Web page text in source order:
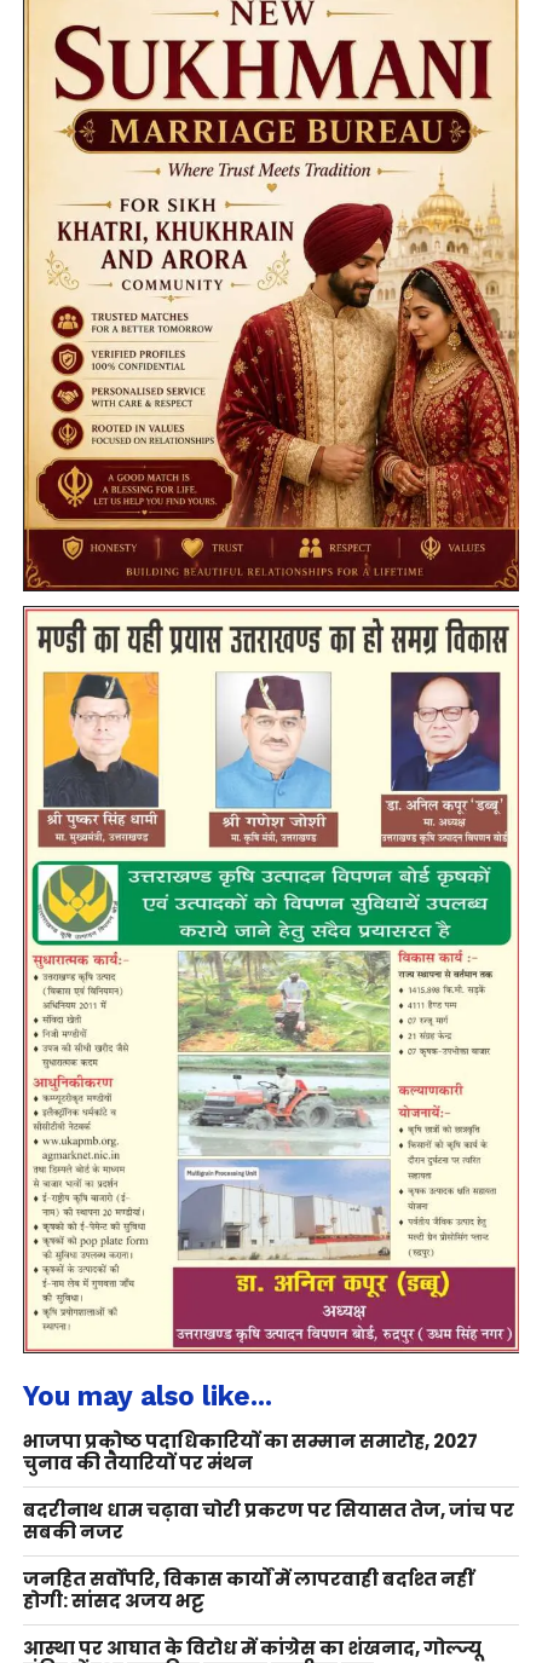
You may also like...
भाजपा प्रकोष्ठ पदाधिकारियों का सम्मान समारोह, 2027
चुनाव की तैयारियों पर मंथन
बदरीनाथ धाम चढ़ावा चोरी प्रकरण पर सियासत तेज, जांच पर
सबकी नजर
जनहित सर्वोपरि, विकास कार्यों में लापरवाही बर्दाश्त नहीं
होगी: सांसद अजय भट्ट
आस्था पर आघात के विरोध में कांग्रेस का शंखनाद, गोल्ज्यू